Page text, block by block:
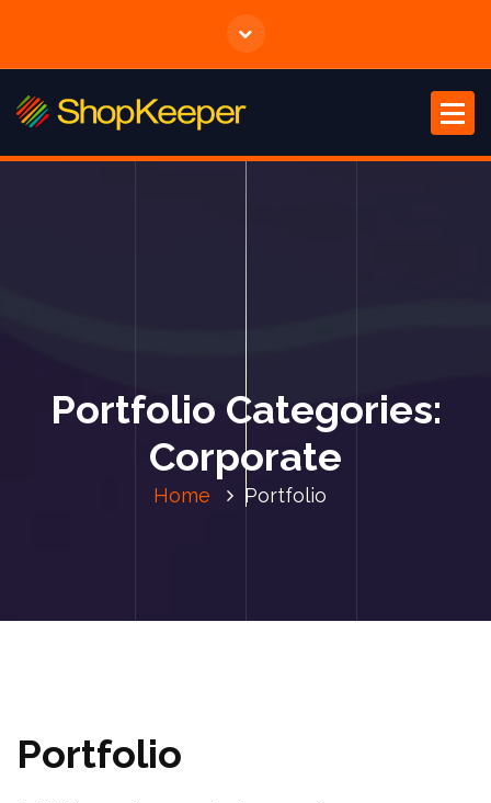
Portfolio Categories:
Corporate
Home Portfolio
Portfolio